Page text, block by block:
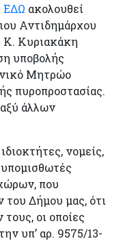
ΕΔΩ ακολουθεί
Αντιδημάρχου
Κ. Κυριακάκη
υποβολής
Μητρώο
πυροπροστασίας.
άλλων
νομείς,
που
του Δήμου μας, ότι
οι οποίες
υπ’ αρ. 9575/13-